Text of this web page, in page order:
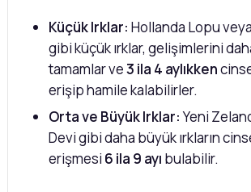
Küçük Irklar: Hollanda Lopu veya
gibi küçük ırklar, gelişimlerini
tamamlar ve3 ila 4 aylıkken
erişip hamile kalabilirler.
Orta ve Büyük Irklar:Yeni
Devi gibi daha büyük ırkların
erişmesi 6 ila 9 ayı bulabilir.